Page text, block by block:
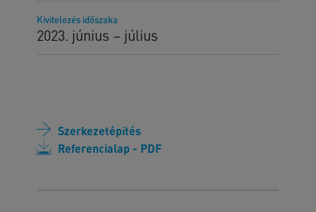
Kivitelezés időszaka
2023. június – július
Szerkezetépítés
Referencialap - PDF